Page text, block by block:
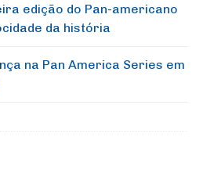
edição do Pan-americano
da história
na Pan America Series em